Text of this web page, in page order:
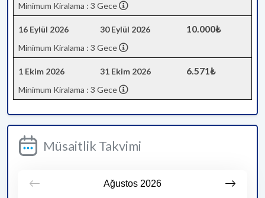
Minimum Kiralama : 3 Gece
16 Eylül 2026 30 Eylül 2026 10.000₺
Minimum Kiralama : 3 Gece
1 Ekim 2026 31 Ekim 2026 6.571₺
Minimum Kiralama : 3 Gece
Müsaitlik Takvimi
Ağustos 2026